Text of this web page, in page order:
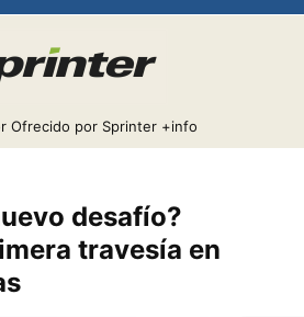
Ofrecido por Sprinter +info
desafío?
travesía en